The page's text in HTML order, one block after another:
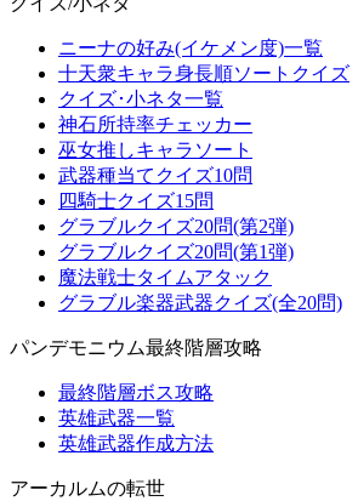
ニーナの好み(イケメン度)一覧
十天衆キャラ身長順ソートクイズ
クイズ･小ネタ一覧
神石所持率チェッカー
巫女推しキャラソート
武器種当てクイズ10問
四騎士クイズ15問
グラブルクイズ20問(第2弾)
グラブルクイズ20問(第1弾)
魔法戦士タイムアタック
グラブル楽器武器クイズ(全20問)
パンデモニウム最終階層攻略
最終階層ボス攻略
英雄武器一覧
英雄武器作成方法
アーカルムの転世